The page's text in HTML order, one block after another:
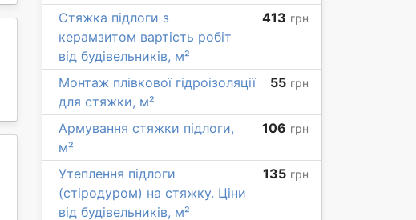
Стяжка підлоги з
керамзитом вартість робіт
від будівельників, м²
413 грн
Монтаж плівкової гідроізоляції
для стяжки, м²
55 грн
Армування стяжки підлоги,
м²
106 грн
Утеплення підлоги
(стіродуром) на стяжку. Ціни
від будівельників, м²
135 грн